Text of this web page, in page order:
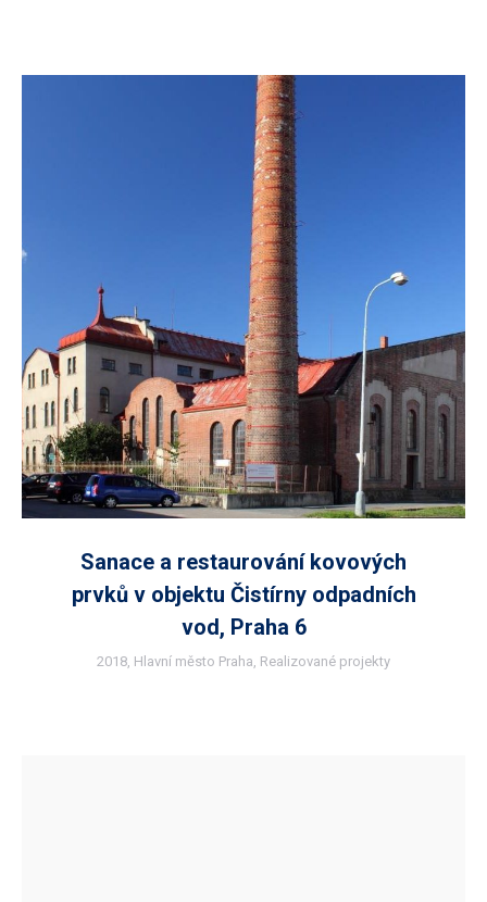
Sanace a restaurování kovových
prvků v objektu Čistírny odpadních
vod, Praha 6
2018 Hlavní město Praha Realizované projekty